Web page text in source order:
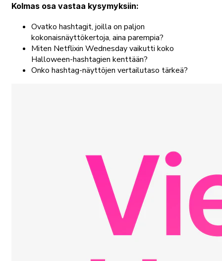
Kolmas osa vastaa kysymyksiin:
Ovatko hashtagit, joilla on paljon
kokonaisnäyttökertoja, aina parempia?
Miten Netflixin Wednesday vaikutti koko
Halloween-hashtagien kenttään?
Onko hashtag-näyttöjen vertailutaso tärkeä?